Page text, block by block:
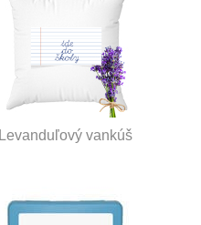
Levanduľový vankúš